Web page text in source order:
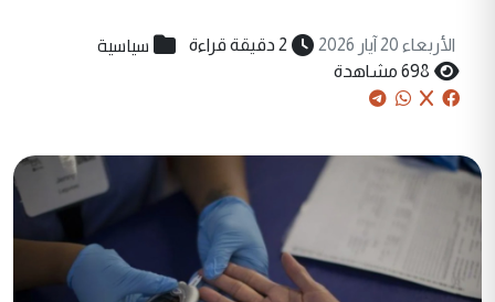
الأربعاء 20 آيار 2026 2 دقيقة قراءة سياسية
698 مشاهدة